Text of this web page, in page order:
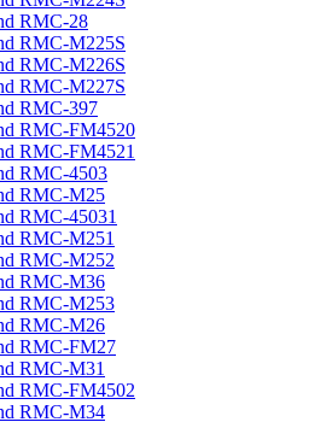
RMC-28
RMC-M225S
RMC-M226S
RMC-M227S
RMC-397
RMC-FM4520
RMC-FM4521
RMC-4503
RMC-M25
RMC-45031
RMC-M251
RMC-M252
RMC-M36
RMC-M253
RMC-M26
RMC-FM27
RMC-M31
RMC-FM4502
RMC-M34